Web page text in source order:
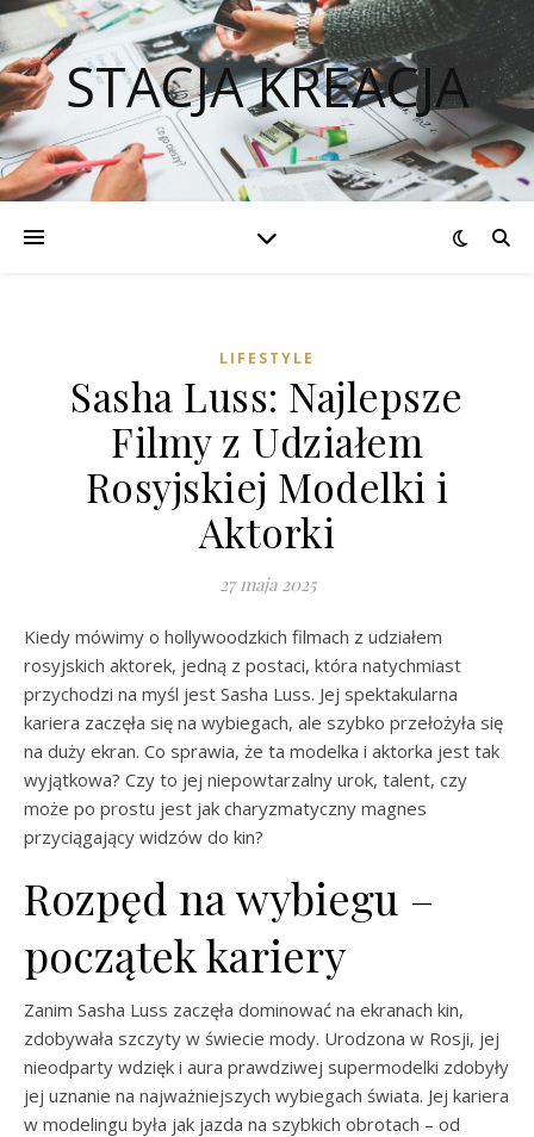
STACJA KREACJA
LIFESTYLE
Sasha Luss: Najlepsze
Filmy z Udziałem
Rosyjskiej Modelki i
Aktorki
27 maja 2025
Kiedy mówimy o hollywoodzkich filmach z udziałem
rosyjskich aktorek, jedną z postaci, która natychmiast
przychodzi na myśl jest Sasha Luss. Jej spektakularna
kariera zaczęła się na wybiegach, ale szybko przełożyła się
na duży ekran. Co sprawia, że ta modelka i aktorka jest tak
wyjątkowa? Czy to jej niepowtarzalny urok, talent, czy
może po prostu jest jak charyzmatyczny magnes
przyciągający widzów do kin?
Rozpęd na wybiegu –
początek kariery
Zanim Sasha Luss zaczęła dominować na ekranach kin,
zdobywała szczyty w świecie mody. Urodzona w Rosji, jej
nieodparty wdzięk i aura prawdziwej supermodelki zdobyły
jej uznanie na najważniejszych wybiegach świata. Jej kariera
w modelingu była jak jazda na szybkich obrotach – od